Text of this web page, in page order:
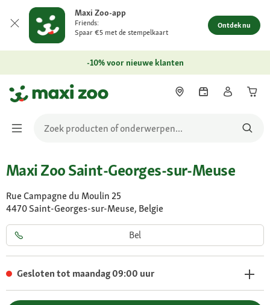
Maxi Zoo-app
Friends:
Spaar €5 met de stempelkaart
Ontdek nu
-10% voor nieuwe klanten
Maxi Zoo Saint-Georges-sur-Meuse
Rue Campagne du Moulin 25
4470 Saint-Georges-sur-Meuse, Belgie
Bel
Gesloten tot maandag 09:00 uur